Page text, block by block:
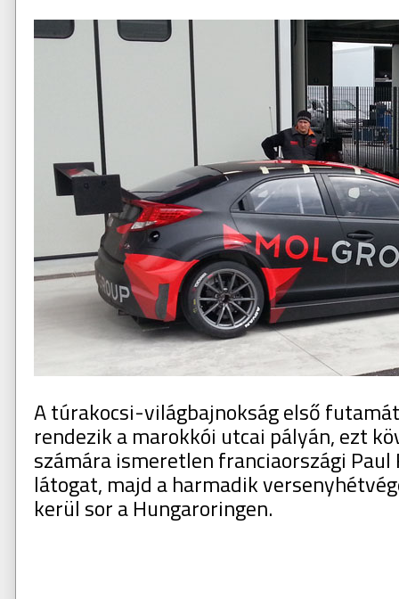
A túrakocsi-világbajnokság első
rendezik a marokkói utcai pályán, ezt
számára ismeretlen franciaországi Paul
látogat, majd a harmadik
kerül sor a Hungaroringen.